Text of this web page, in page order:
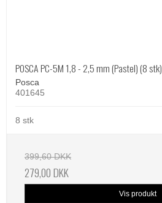
POSCA PC-5M 1,8 - 2,5 mm (Pastel) (8 stk)
Posca
401645
8 stk
399,60 DKK
279,00 DKK
Vis produkt